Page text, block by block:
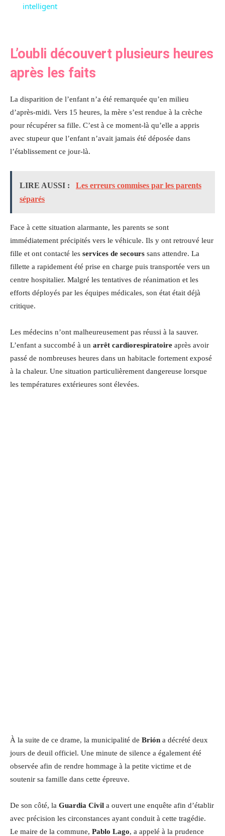
intelligent
L’oubli découvert plusieurs heures
après les faits
La disparition de l’enfant n’a été remarquée qu’en milieu
d’après-midi. Vers 15 heures, la mère s’est rendue à la crèche
pour récupérer sa fille. C’est à ce moment-là qu’elle a appris
avec stupeur que l’enfant n’avait jamais été déposée dans
l’établissement ce jour-là.
LIRE AUSSI :
Les erreurs commises par les parents
séparés
Face à cette situation alarmante, les parents se sont
immédiatement précipités vers le véhicule. Ils y ont retrouvé leur
fille et ont contacté les services de secours sans attendre. La
fillette a rapidement été prise en charge puis transportée vers un
centre hospitalier. Malgré les tentatives de réanimation et les
efforts déployés par les équipes médicales, son état était déjà
critique.
Les médecins n’ont malheureusement pas réussi à la sauver.
L’enfant a succombé à un arrêt cardiorespiratoire après avoir
passé de nombreuses heures dans un habitacle fortement exposé
à la chaleur. Une situation particulièrement dangereuse lorsque
les températures extérieures sont élevées.
À la suite de ce drame, la municipalité de Brión a décrété deux
jours de deuil officiel. Une minute de silence a également été
observée afin de rendre hommage à la petite victime et de
soutenir sa famille dans cette épreuve.
De son côté, la Guardia Civil a ouvert une enquête afin d’établir
avec précision les circonstances ayant conduit à cette tragédie.
Le maire de la commune, Pablo Lago, a appelé à la prudence